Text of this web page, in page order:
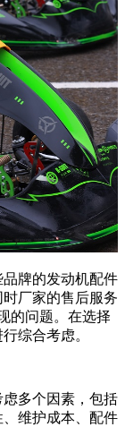
牌的发动机配件
厂家的售后服务
的问题。在选择
综合考虑。
多个因素，包括
维护成本、配件